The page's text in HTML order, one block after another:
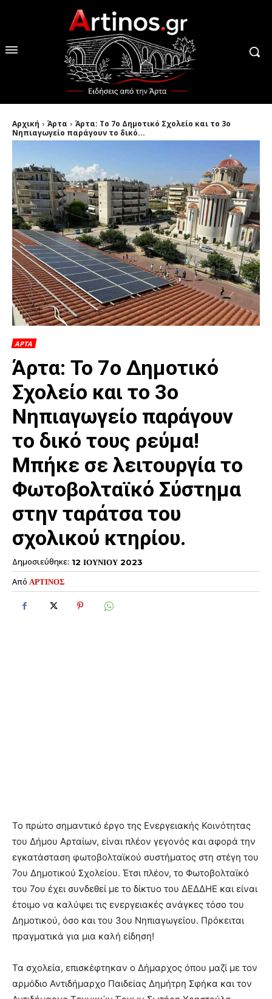
Αρχική Άρτα
Άρτα: Το 7o Δημοτικό Σχολείο και το 3ο
Νηπιαγωγείο παράγουν το δικό...
ΑΡΤΑ
Άρτα: Το 7o Δημοτικό
Σχολείο και το 3ο
Νηπιαγωγείο παράγουν
το δικό τους ρεύμα!
Μπήκε σε λειτουργία το
Φωτοβολταϊκό Σύστημα
στην ταράτσα του
σχολικού κτηρίου.
Δημοσιεύθηκε: 12 ΙΟΥΝΙΟΥ 2023
Από ΑΡΤΙΝΟΣ
Το πρώτο σημαντικό έργο της Ενεργειακής Κοινότητας
του Δήμου Αρταίων, είναι πλέον γεγονός και αφορά την
εγκατάσταση φωτοβολταϊκού συστήματος στη στέγη του
7ου Δημοτικού Σχολείου. Έτσι πλέον, το Φωτοβολταϊκό
του 7ου έχει συνδεθεί με το δίκτυο του ΔΕΔΔΗΕ και είναι
έτοιμο να καλύψει τις ενεργειακές ανάγκες τόσο του
Δημοτικού, όσο και του 3ου Νηπιαγωγείου. Πρόκειται
πραγματικά για μια καλή είδηση!
Τα σχολεία, επισκέφτηκαν ο Δήμαρχος όπου μαζί με τον
αρμόδιο Αντιδήμαρχο Παιδείας Δημήτρη Σφήκα και τον